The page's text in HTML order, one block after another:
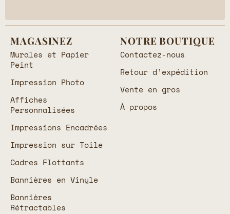
MAGASINEZ
Murales et Papier
Peint
Impression Photo
Affiches
Personnalisées
Impressions Encadrées
Impression sur Toile
Cadres Flottants
Bannières en Vinyle
Bannières
Rétractables
NOTRE BOUTIQUE
Contactez-nous
Retour d’expédition
Vente en gros
À propos